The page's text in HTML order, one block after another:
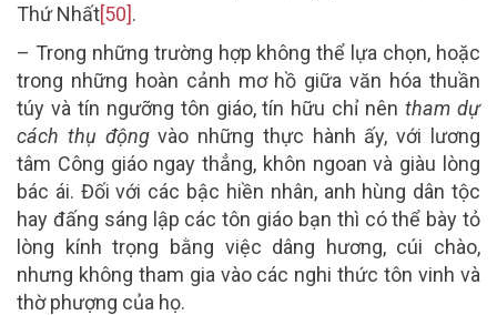
Thứ Nhất[50].
– Trong những trường hợp không thể lựa chọn, hoặc
trong những hoàn cảnh mơ hồ giữa văn hóa thuần
túy và tín ngưỡng tôn giáo, tín hữu chỉ nêntham dự
cách thụ độngvào những thực hành ấy, với lương
tâm Công giáo ngay thẳng, khôn ngoan và giàu lòng
bác ái. Đối với các bậc hiền nhân, anh hùng dân tộc
hay đấng sáng lập các tôn giáo bạn thì có thể bày tỏ
lòng kính trọng bằng việc dâng hương, cúi chào,
nhưng không tham gia vào các nghi thức tôn vinh và
thờ phượng của họ.